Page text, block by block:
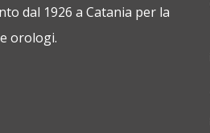
dal 1926 a Catania per la
orologi.